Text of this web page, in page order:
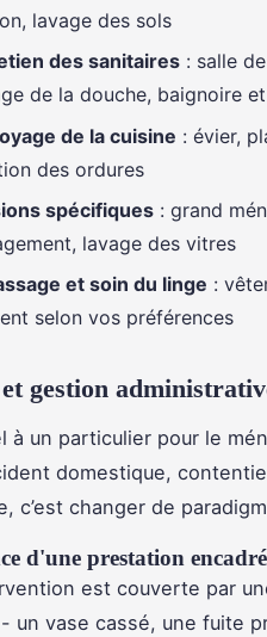
lavage des sols
des sanitaires : salle
de la douche, baignoire
de la cuisine : évier,
des ordures
spécifiques : grand
lavage des vitres
et soin du linge :
selon vos préférences
gestion
à un particulier pour le
domestique,
c’est changer de
d'une prestation
est couverte par
un vase cassé, une fuite